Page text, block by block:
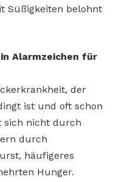
Süßigkeiten belohnt
Alarmzeichen für
der
ist und oft schon
sich nicht durch
durch
häufigeres
Hunger.